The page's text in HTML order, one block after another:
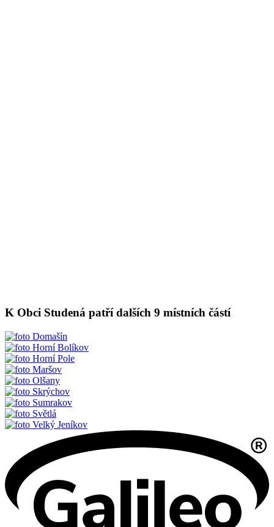
K Obci Studená patří dalších 9 místních částí
Domašín
Horní Bolíkov
Horní Pole
Maršov
Olšany
Skrýchov
Sumrakov
Světlá
Velký Jeníkov